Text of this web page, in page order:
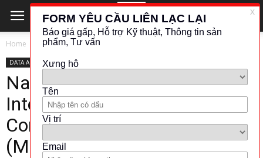
Home DATA ACQUISITION SYSTEM
DATA ACQUISITION SYSTEM
National Instruments –
Integrated 266 MHz Real-Time
Controller and 2M Gate FPGA
(Model: NI cRIO-9073)